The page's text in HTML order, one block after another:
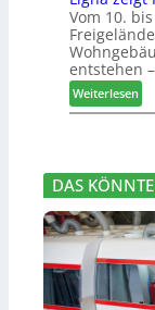
r
V
o
r
s
t
d
t
a
n
d
v
e
b
s
c
h
e
d
t
t
h
e
m
a
r
I
n
t
r
Vom 10.
entstehen
Weiterlesen:
L
n
a
z
e
g
DAS KÖNNTE